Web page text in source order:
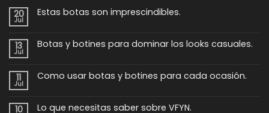
20
Jul
Estas botas son imprescindibles.
en
Estas
13
Jul
Botas y botines para dominar los looks casuales.
en
Botas
dominar
11
Jul
Como usar botas y botines para cada ocasión.
en
10 Lo que necesitas saber sobre VFYN.